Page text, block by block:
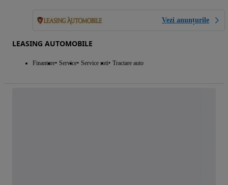
Vezi anunțurile
LEASING AUTOMOBILE
Finantare Service Service roti Tractare auto